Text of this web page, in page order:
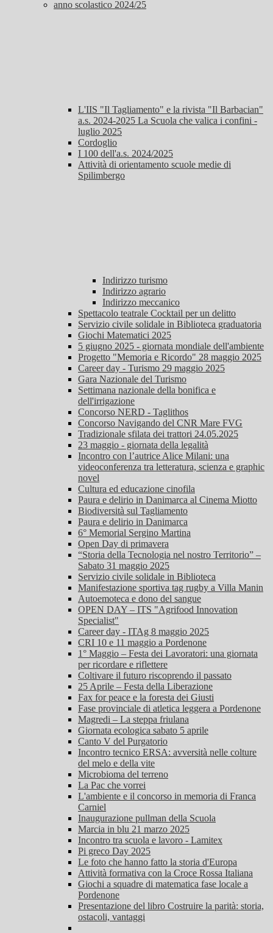
anno scolastico 2024/25
L'IIS "Il Tagliamento" e la rivista "Il Barbacian"
a.s. 2024-2025 La Scuola che valica i confini -
luglio 2025
Cordoglio
I 100 dell'a.s. 2024/2025
Attività di orientamento scuole medie di
Spilimbergo
Indirizzo turismo
Indirizzo agrario
Indirizzo meccanico
Spettacolo teatrale Cocktail per un delitto
Servizio civile solidale in Biblioteca graduatoria
Giochi Matematici 2025
5 giugno 2025 - giornata mondiale dell'ambiente
Progetto "Memoria e Ricordo" 28 maggio 2025
Career day - Turismo 29 maggio 2025
Gara Nazionale del Turismo
Settimana nazionale della bonifica e
dell'irrigazione
Concorso NERD - Taglithos
Concorso Navigando del CNR Mare FVG
Tradizionale sfilata dei trattori 24.05.2025
23 maggio - giornata della legalità
Incontro con l’autrice Alice Milani: una
videoconferenza tra letteratura, scienza e graphic
novel
Cultura ed educazione cinofila
Paura e delirio in Danimarca al Cinema Miotto
Biodiversità sul Tagliamento
Paura e delirio in Danimarca
6° Memorial Sergino Martina
Open Day di primavera
“Storia della Tecnologia nel nostro Territorio” –
Sabato 31 maggio 2025
Servizio civile solidale in Biblioteca
Manifestazione sportiva tag rugby a Villa Manin
Autoemoteca e dono del sangue
OPEN DAY – ITS "Agrifood Innovation
Specialist"
Career day - ITAg 8 maggio 2025
CRI 10 e 11 maggio a Pordenone
1° Maggio – Festa dei Lavoratori: una giornata
per ricordare e riflettere
Coltivare il futuro riscoprendo il passato
25 Aprile – Festa della Liberazione
Fax for peace e la foresta dei Giusti
Fase provinciale di atletica leggera a Pordenone
Magredi – La steppa friulana
Giornata ecologica sabato 5 aprile
Canto V del Purgatorio
Incontro tecnico ERSA: avversità nelle colture
del melo e della vite
Microbioma del terreno
La Pac che vorrei
L'ambiente e il concorso in memoria di Franca
Carniel
Inaugurazione pullman della Scuola
Marcia in blu 21 marzo 2025
Incontro tra scuola e lavoro - Lamitex
Pi greco Day 2025
Le foto che hanno fatto la storia d'Europa
Attività formativa con la Croce Rossa Italiana
Giochi a squadre di matematica fase locale a
Pordenone
Presentazione del libro Costruire la parità: storia,
ostacoli, vantaggi